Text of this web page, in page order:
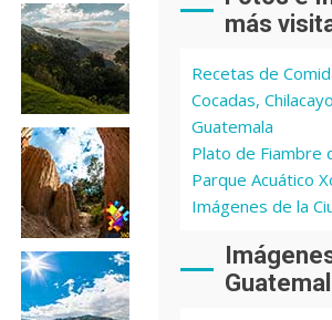
más
Recetas de
Cocadas,
Guatemala
Plato de Fiambre
Parque Acuático
Imágenes de la